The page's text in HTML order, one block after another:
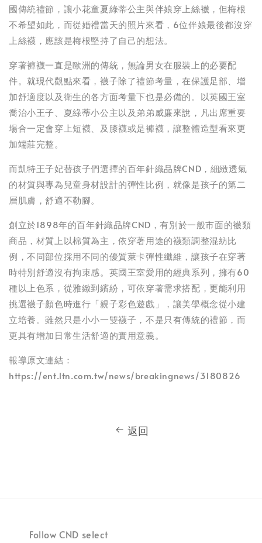
國傳統禮節，讓小花童夏綠蒂公主與伴娘穿上絲襪，但梅根
不希望如此，而從婚禮當天的照片來看，6位伴娘最後都沒穿
上絲襪，應該是梅根堅持了自己的想法。
穿著褲襪一直是歐洲的傳統，無論男女在服裝上的必要配
件。就現代觀點來看，襪子除了禮節考量，在保護足部、增
加舒適度以及衛生的各方面考量下也是必備的。以英國王室
喬治小王子、夏綠蒂小公主以及弟弟威廉來說，凡出席重要
場合一定會穿上短襪、及膝襪或是褲襪，讓整體造型看來更
加端莊完整。
而凱特王子妃替孩子們選擇的百年針織品牌CND，細緻透氣
的材質與專為兒童身材設計的彈性比例，就像是孩子的第二
層肌膚，舒適不勒腳。
創立於1898年的百年針織品牌CND，有別於一般市面的襪類
商品，材質上以棉質為主，依穿著用途的襪類調整混紡比
例，不同部位採用不同的優質萊卡彈性纖維，讓孩子在穿著
時特別舒適沒有拘束感。英國王室愛用的經典系列，擁有60
種以上色系，從雅緻到繽紛，可依穿著需求搭配，更能利用
挑選襪子顏色時進行「親子彩色遊戲」，讓美學概念從小建
立培養。雖然只是小小一雙襪子，不是只有傳統的禮節，而
更具有增加日常生活舒適的實用意義。
報導原文連結：
https://ent.ltn.com.tw/news/breakingnews/3180826
返回
Follow CND select